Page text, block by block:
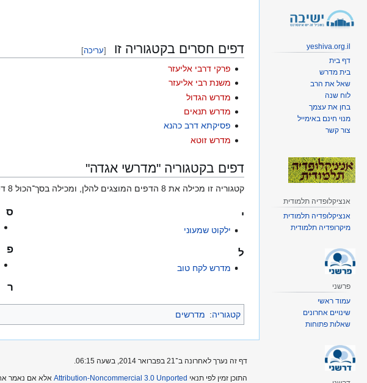
דפים חסרים בקטגוריה זו [עריכה]
פרקי דרבי אליעזר
משנת רבי אליעזר
מדרש הגדול
מדרש תנאים
פסיקתא דרב כהנא
מדרש זוטא
דפים בקטגוריה "מדרשי אגדה"
קטגוריה זו מכילה את 8 הדפים המוצגים להלן, ומכילה בסך־הכול 8 דפים.
י
ילקוט שמעוני
ל
מדרש לקח טוב
ס
פ
ר
קטגוריה: מדרשים
yeshiva.org.il
דף בית
בית מדרש
שאל את הרב
לוח שנה
בחן את עצמך
מנוי חינם באימייל
צור קשר
אנציקלופדיה תלמודית
אנציקלופדיה תלמודית
מיקרופדיה תלמודית
פרשני
עמוד ראשי
שינויים אחרונים
שאלות פתוחות
דף זה נערך לאחרונה ב־21 בפברואר 2014, בשעה 06:15.
התוכן זמין לפי תנאי Attribution-Noncommercial 3.0 Unported אלא אם נאמר